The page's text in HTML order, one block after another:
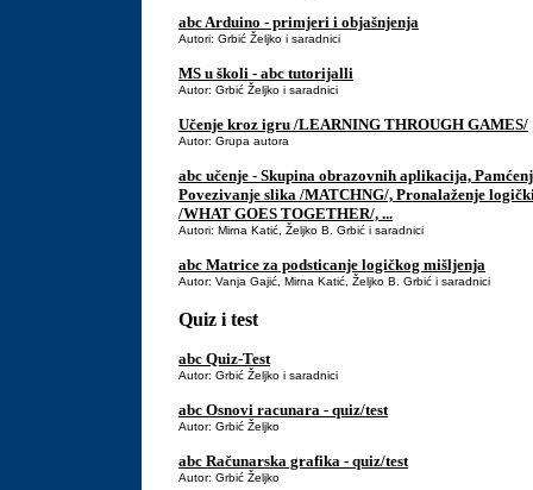
abc Arduino - primjeri i objašnjenja
Autori: Grbić Željko i saradnici
MS u školi - abc tutorijalli
Autor: Grbić Željko i saradnici
Učenje kroz igru /LEARNING THROUGH GAMES/
Autor: Grupa autora
abc učenje - Skupina obrazovnih aplikacija,
Povezivanje slika /MATCHNG/, Pronalaženje
/WHAT GOES TOGETHER/, ...
Autori: Mirna Katić, Željko B. Grbić i saradnici
abc Matrice za podsticanje logičkog mišljenja
Autor: Vanja Gajić, Mirna Katić, Željko B. Grbić i saradnici
Quiz i test
abc Quiz-Test
Autor: Grbić Željko i saradnici
abc Osnovi racunara - quiz/test
Autor: Grbić Željko
abc Računarska grafika - quiz/test
Autor: Grbić Željko